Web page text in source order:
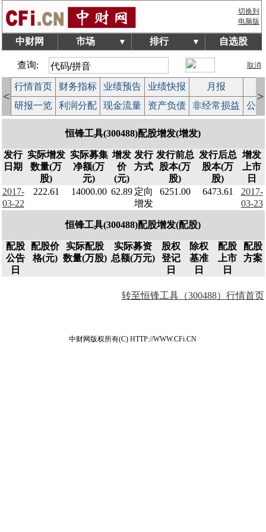
切换到
电脑版
中财网 市场 ▼ 排行 ▼ 自选股
查询: 取消
<
行情首页 财务指标 业绩预告 业绩快报 月报
研报一览
利润分配 现金流量 资产负债 非经常损益 公
>
恒锋工具(300488)配股增发(增发)
发行
日期
实际增发
数量(万
股)
实际募集
净额(万
元)
增发
价
(元)
发行
方式
发行前总
股本(万
股)
发行后总
股本(万
股)
增发
上市
日
2017-
03-22
222.61 14000.00 62.89 定向
增发
6251.00 6473.61
2017-
03-23
恒锋工具(300488)配股增发(配股)
配股
公告
日
配股价
格(元)
实际配股
数量(万股)
实际募资
总额(万元)
股权
登记
日
除权
基准
日
配股
上市
日
配股
方案
转至恒锋工具（300488）行情首页
中财网版权所有(C) HTTP://WWW.CFi.CN